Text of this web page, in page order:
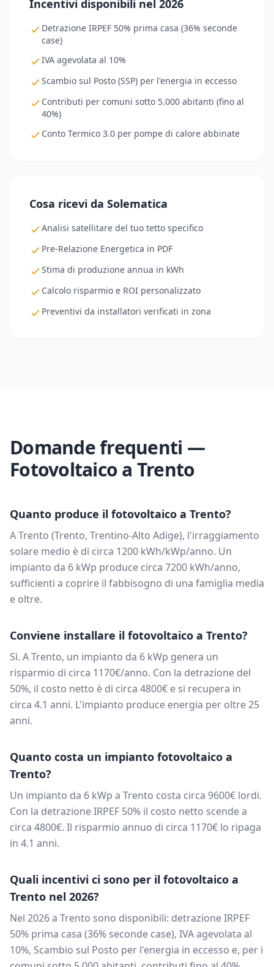
Incentivi disponibili nel 2026
Detrazione IRPEF 50% prima casa (36% seconde
case)
IVA agevolata al 10%
Scambio sul Posto (SSP) per l'energia in eccesso
Contributi per comuni sotto 5.000 abitanti (fino al
40%)
Conto Termico 3.0 per pompe di calore abbinate
Cosa ricevi da Solematica
Analisi satellitare del tuo tetto specifico
Pre-Relazione Energetica in PDF
Stima di produzione annua in kWh
Calcolo risparmio e ROI personalizzato
Preventivi da installatori verificati in zona
Domande frequenti —
Fotovoltaico a Trento
Quanto produce il fotovoltaico a Trento?
ATrento (Trento, Trentino-Alto Adige), l'irraggiamento
solare medio è di circa 1200 kWh/kWp/anno. Un
impianto da 6 kWp produce circa 7200 kWh/anno,
sufficienti a coprire il fabbisogno di una famiglia media
e oltre.
Conviene installare il fotovoltaico a Trento?
Sì. ATrento, un impianto da 6 kWp genera un
risparmio di circa 1170€/anno. Con la detrazione del
50%, il costo netto è di circa 4800€ e si recupera in
circa 4.1 anni. L'impianto produce energia per oltre 25
anni.
Quanto costa un impianto fotovoltaico a
Trento?
Un impianto da 6 kWp a Trento costa circa 9600€ lordi.
Con la detrazione IRPEF 50% il costo netto scende a
circa 4800€. Il risparmio annuo di circa 1170€ lo ripaga
in 4.1 anni.
Quali incentivi ci sono per il fotovoltaico a
Trento nel 2026?
Nel 2026 a Trento sono disponibili: detrazione IRPEF
50% prima casa (36% seconde case), IVA agevolata al
10%, Scambio sul Posto per l'energia in eccesso e, per i